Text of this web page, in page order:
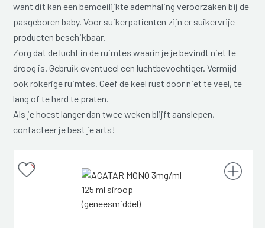
want dit kan een bemoeilijkte ademhaling veroorzaken bij de
pasgeboren baby. Voor suikerpatienten zijn er suikervrije
producten beschikbaar.
Zorg dat de lucht in de ruimtes waarin je je bevindt niet te
droog is. Gebruik eventueel een luchtbevochtiger. Vermijd
ook rokerige ruimtes. Geef de keel rust door niet te veel, te
lang of te hard te praten.
Als je hoest langer dan twee weken blijft aanslepen,
contacteer je best je arts!